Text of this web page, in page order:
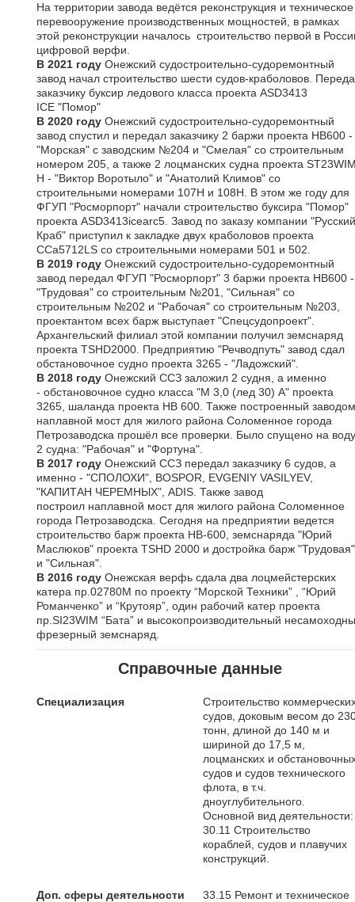
На территории завода ведётся реконструкция и техническое
перевооружение производственных мощностей, в рамках
этой реконструкции началось строительство первой в
цифровой верфи.
В 2021 году Онежский судостроительно-судоремонтный
завод начал строительство шести судов-краболовов.
заказчику буксир ледового класса проекта ASD3413
ICE "Помор"
В 2020 году Онежский судостроительно-судоремонтный
завод спустил и передал заказчику 2 баржи проекта HB600 -
"Морская" с заводским №204 и "Смелая" со строительным
номером 205, а также 2 лоцманских судна проекта
H - "Виктор Воротыло" и "Анатолий Климов" со
строительными номерами 107H и 108H. В этом же году для
ФГУП "Росморпорт" начали строительство буксира "Помор"
проекта ASD3413icearc5. Завод по заказу компании "Русский
Краб" приступил к закладке двух краболовов проекта
CCa5712LS со строительными номерами 501 и 502.
В 2019 году Онежский судостроительно-судоремонтный
завод передал ФГУП "Росморпорт" 3 баржи проекта HB600 -
"Трудовая" со строительным №201, "Сильная" со
строительным №202 и "Рабочая" со строительным №203,
проектантом всех барж выступает "Спецсудопроект".
Архангельский филиал этой компании получил земснаряд
проекта TSHD2000. Предприятию "Речводпуть" завод сдал
обстановочное судно проекта 3265 - "Ладожский".
В 2018 году Онежский ССЗ заложил 2 судня, а именно
- обстановочное судно класса "М 3,0 (лед 30) А" проекта
3265, шаланда проекта НВ 600. Также построенный заводом
наплавной мост для жилого района Соломенное города
Петрозаводска прошёл все проверки. Было спущено на воду
2 судна: "Рабочая" и "Фортуна".
В 2017 году Онежский ССЗ передал заказчику 6 судов, а
именно - "СПОЛОХИ", BOSPOR, EVGENIY VASILYEV,
"КАПИТАН ЧЕРЕМНЫХ", ADIS. Также завод
построил наплавной мост для жилого района Соломенное
города Петрозаводска. Сегодня на предприятии ведется
строительство барж проекта HB-600, земснаряда "Юрий
Маслюков" проекта TSHD 2000 и достройка барж "Трудовая"
и "Сильная".
В 2016 году Онежская верфь сдала два лоцмейстерских
катера пр.02780М по проекту “Морской Техники” , “Юрий
Романченко” и “Крутояр”, один рабочий катер проекта
пр.SI23WIM “Бата” и высокопроизводительный
фрезерный земснаряд.
Справочные данные
Специализация
Строительство
судов, доковым весом до
тонн, длиной до 140 м и
шириной до 17,5 м,
лоцманских и
судов и судов технического
флота, в т.ч.
дноуглубительного.
Основной вид деятельности:
30.11 Строительство
кораблей, судов и плавучих
конструкций.
Доп. сферы деятельности
33.15 Ремонт и техническое